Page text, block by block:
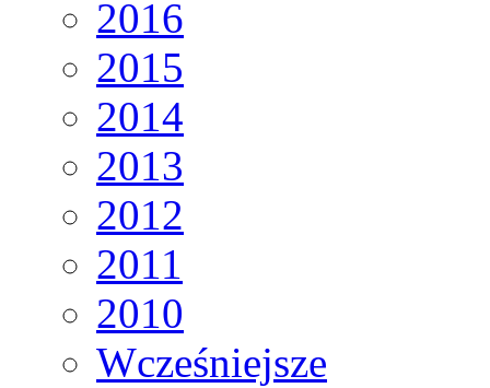
2016
2015
2014
2013
2012
2011
2010
Wcześniejsze